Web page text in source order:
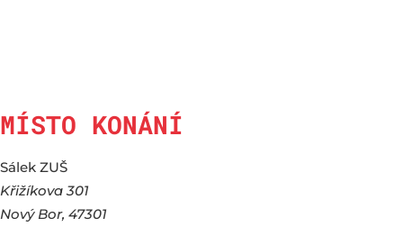
MÍSTO KONÁNÍ
Sálek ZUŠ
Křižíkova 301
Nový Bor, 47301